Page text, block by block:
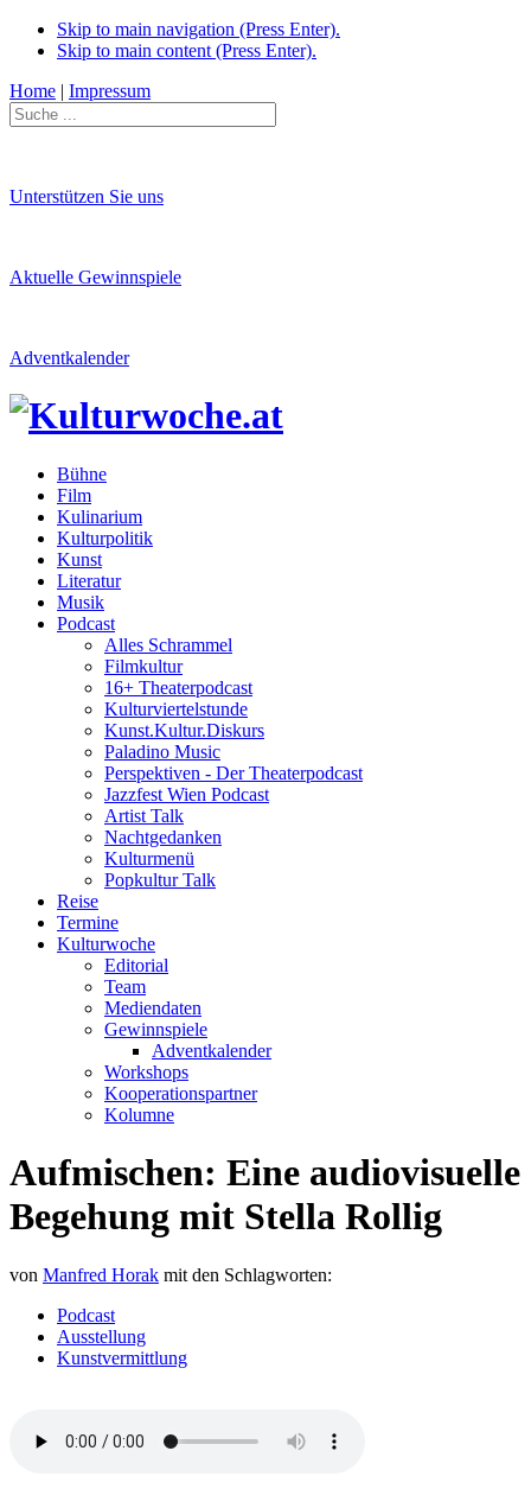
Skip to main navigation (Press Enter).
Skip to main content (Press Enter).
Home | Impressum
Unterstützen Sie uns
Aktuelle Gewinnspiele
Adventkalender
Bühne
Film
Kulinarium
Kulturpolitik
Kunst
Literatur
Musik
Podcast
Alles Schrammel
Filmkultur
16+ Theaterpodcast
Kulturviertelstunde
Kunst.Kultur.Diskurs
Paladino Music
Perspektiven - Der Theaterpodcast
Jazzfest Wien Podcast
Artist Talk
Nachtgedanken
Kulturmenü
Popkultur Talk
Reise
Termine
Kulturwoche
Editorial
Team
Mediendaten
Gewinnspiele
Adventkalender
Workshops
Kooperationspartner
Kolumne
Aufmischen: Eine audiovisuelle
Begehung mit Stella Rollig
von Manfred Horak mit den Schlagworten:
Podcast
Ausstellung
Kunstvermittlung